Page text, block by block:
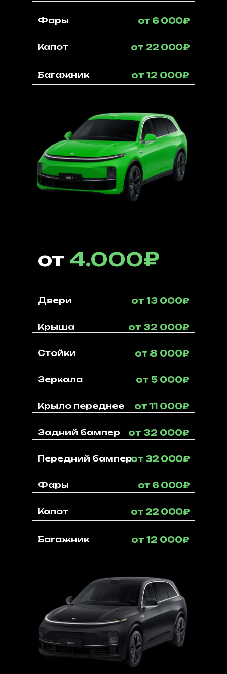
Багажник от 12 000₽
Фары от 6 000₽
Капот от 22 000₽
Двери от 13 000₽
Багажник от 12 000₽
Крыша от 32 000₽
Стойки от 8 000₽
Зеркала от 5 000₽
Крыло переднее от 11 000₽
Задний бампер от 32 000₽
Передний бамперот 32 000₽
Фары от 6 000₽
Капот от 22 000₽
от 4.000₽